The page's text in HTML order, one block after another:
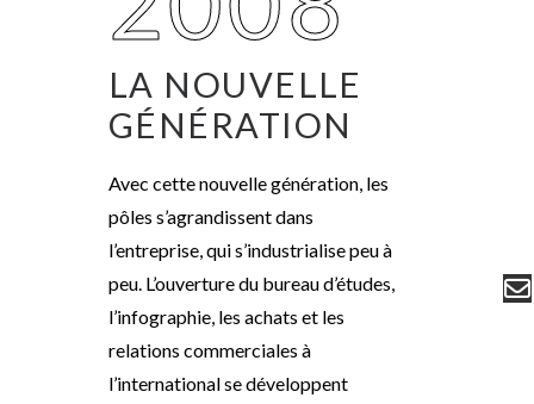
LA NOUVELLE
GÉNÉRATION
Avec cette nouvelle génération, les
pôles s’agrandissent dans
l’entreprise, qui s’industrialise peu à
peu. L’ouverture du bureau d’études,
l’infographie, les achats et les
relations commerciales à
l’international se développent